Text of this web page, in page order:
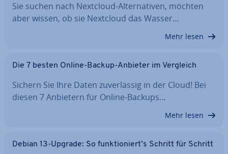
Sie suchen nach Nextcloud-Al­ter­na­ti­ven, möchten
aber wissen, ob sie Nextcloud das Wasser…
Mehr lesen
Die 7 besten Online-Backup-Anbieter im Vergleich
Sichern Sie Ihre Daten zu­ver­läs­sig in der Cloud! Bei
diesen 7 Anbietern für Online-Backups…
Mehr lesen
Debian 13-Upgrade: So funk­tio­niert’s Schritt für Schritt